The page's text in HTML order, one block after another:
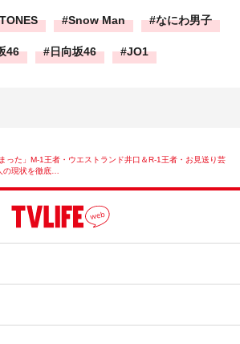
Snow Man なにわ男子
46 日向坂46 JO1
った」M-1王者・ウエストランド井口＆R-1王者・お見送り芸
の現状を徹底…